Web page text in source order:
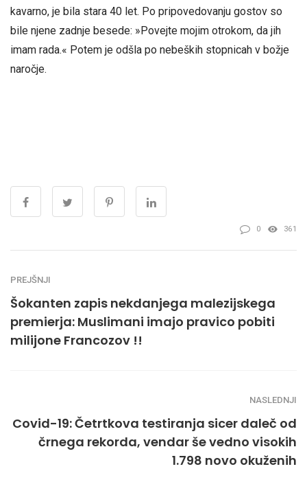
kavarno, je bila stara 40 let. Po pripovedovanju gostov so
bile njene zadnje besede: »Povejte mojim otrokom, da jih
imam rada.« Potem je odšla po nebeških stopnicah v božje
naročje.
0 361
PREJŠNJI
Šokanten zapis nekdanjega malezijskega
premierja: Muslimani imajo pravico pobiti
milijone Francozov !!
NASLEDNJI
Covid-19: Četrtkova testiranja sicer daleč od
črnega rekorda, vendar še vedno visokih
1.798 novo okuženih